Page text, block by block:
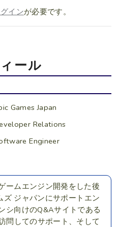
インが必要です。
ール
Games Japan
Relations
Engineer
ームエンジン開発をした後
ジャパンにサポートエン
シ向けのQ&Aサイトである
問してのサポート、そして